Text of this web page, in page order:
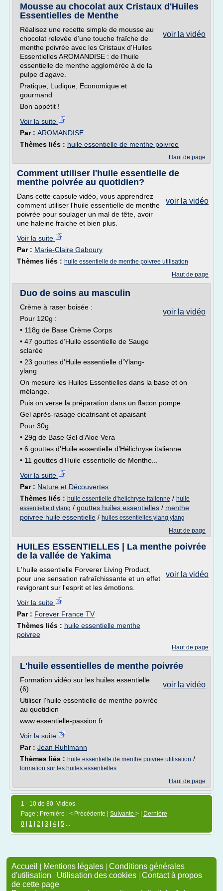
Mousse au chocolat aux Cristaux d'Huiles
Essentielles de Menthe
voir la vidéo
Réalisez une recette simple de mousse au
chocolat relevée d'une touche fraîche de
menthe poivrée avec les Cristaux d'Huiles
Essentielles AROMANDISE : de l'huile
essentielle de menthe agglomérée à de la
pulpe d'agave.
Pratique, Ludique, Economique et
gourmand
Bon appétit !
Voir la suite
Par : AROMANDISE
Thèmes liés : huile essentielle de menthe poivree
Haut de page
Comment utiliser l'huile essentielle de
menthe poivrée au quotidien?
voir la vidéo
Dans cette capsule vidéo, vous apprendrez
comment utiliser l'huile essentielle de menthe
poivrée pour soulager un mal de tête, avoir
une haleine fraiche et bien plus.
Voir la suite
Par : Marie-Claire Gaboury
Thèmes liés : huile essentielle de menthe poivree utilisation
Haut de page
Duo de soins au masculin
voir la vidéo
Crème à raser boisée :
Pour 120g :
• 118g de Base Crème Corps
• 47 gouttes d’Huile essentielle de Sauge
sclarée
• 23 gouttes d’Huile essentielle d’Ylang-
ylang
On mesure les Huiles Essentielles dans la base et on
mélange.
Puis on verse la préparation dans un flacon pompe.
Gel après-rasage cicatrisant et apaisant
Pour 30g :
• 29g de Base Gel d’Aloe Vera
• 6 gouttes d’Huile essentielle d’Hélichryse italienne
• 11 gouttes d’Huile essentielle de Menthe...
Voir la suite
Par : Nature et Découvertes
Thèmes liés : huile essentielle d'helichryse italienne / huile
essentielle d ylang / gouttes huiles essentielles / menthe
poivree huile essentielle / huiles essentielles ylang ylang
Haut de page
HUILES ESSENTIELLES | La menthe poivrée
de la vallée de Yakima
voir la vidéo
L'huile essentielle Forverer Living Product,
pour une sensation rafraîchissante et un effet
revigorant sur l'esprit et les émotions.
Voir la suite
Par : Forever France TV
Thèmes liés : huile essentielle menthe
poivree
Haut de page
L'huile essentielles de menthe poivrée
voir la vidéo
Formation vidéo sur les huiles essentielle
(6)
Utiliser l'huile essentielle de menthe poivrée
au quotidien
www.essentielle-passion.fr
Voir la suite
Par : Jean Ruhlmann
Thèmes liés : huile essentielle de menthe poivree utilisation /
formation sur les huiles essentielles
Haut de page
1 - 10 de 80 Vidéos
Page : Première | < Précédente | Suivante > |
Dernière
0
1 2 3 4 5 ...
Accueil | Mentions légales | Conditions générales
d'utilisation | Utilisation des cookies | Contact à propos
de cette page